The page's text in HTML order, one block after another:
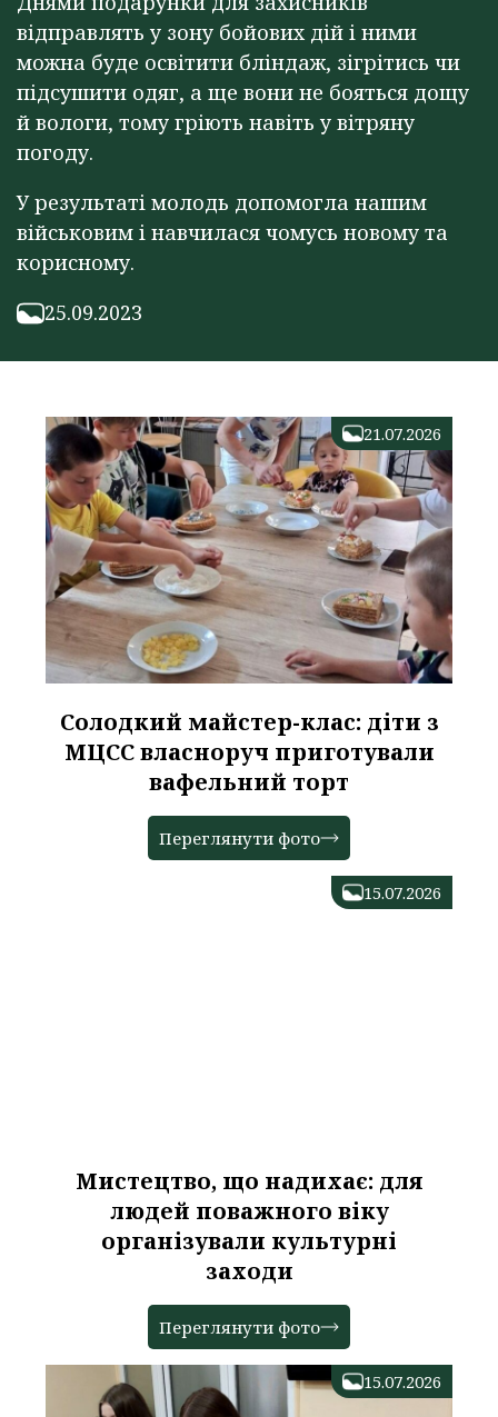
відправлять у зону бойових дій і ними
можна буде освітити бліндаж, зігрітись чи
підсушити одяг, а ще вони не бояться дощу
й вологи, тому гріють навіть у вітряну
погоду.
У результаті молодь допомогла нашим
військовим і навчилася чомусь новому та
корисному.
25.09.2023
Солодкий майстер-клас: діти з
МЦСС власноруч приготували
вафельний торт
21.07.2026
Переглянути фото
Мистецтво, що надихає: для
людей поважного віку
організували культурні
заходи
15.07.2026
Переглянути фото
15.07.2026